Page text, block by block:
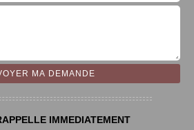
IMMEDIATEMENT